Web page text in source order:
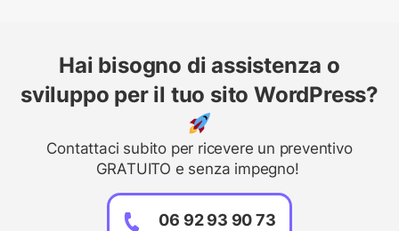
Hai bisogno di assistenza o
sviluppo per il tuo sito WordPress?
Contattaci subito per ricevere un preventivo
GRATUITO e senza impegno!
06 92 93 90 73